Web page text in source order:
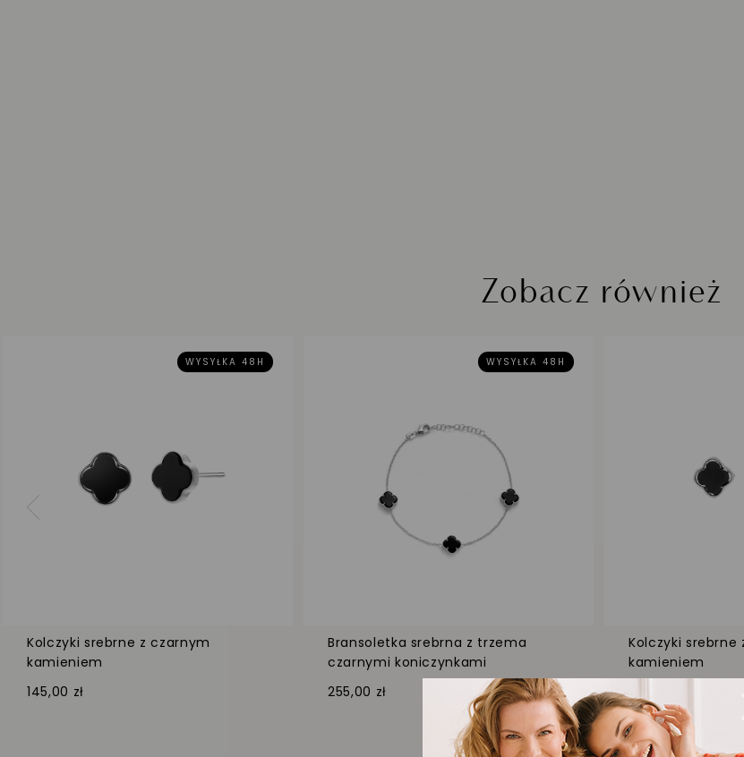
Zobacz również
WYSYŁKA 48H
Kolczyki srebrne z czarnym
kamieniem
145,00 zł
WYSYŁKA 48H
Bransoletka srebrna z trzema
czarnymi koniczynkami
255,00 zł
Kolczyki srebrne
kamieniem